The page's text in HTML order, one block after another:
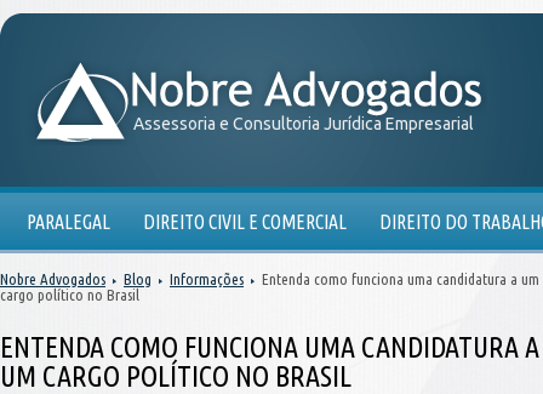
Nobre Advogados Blog Informações
Entenda como funciona uma candidatura a um
cargo político no Brasil
ENTENDA COMO FUNCIONA UMA CANDIDATURA A
UM CARGO POLÍTICO NO BRASIL
Assessoria e Consultoria Jurídica Empresarial
PARALEGAL DIREITO CIVIL E COMERCIAL DIREITO DO